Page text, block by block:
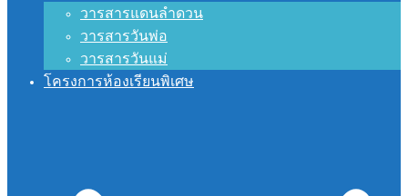
วารสารแดนลำดวน
วารสารวันพ่อ
วารสารวันแม่
โครงการห้องเรียนพิเศษ